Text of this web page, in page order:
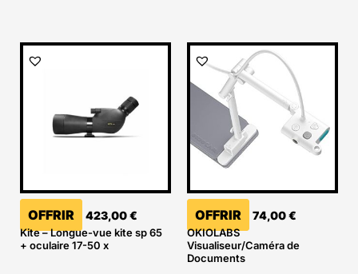
OFFRIR 423,00€
Kite – Longue-vue kite sp 65
+ oculaire 17-50 x
OFFRIR 74,00€
OKIOLABS
Visualiseur/Caméra de
Documents